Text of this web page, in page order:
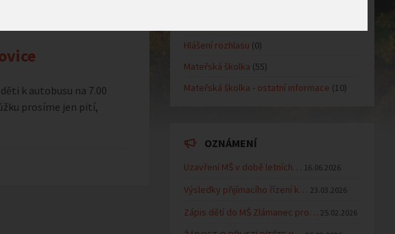
k autobusu na 7.00
prosíme jen pití,
Hlášení rozhlasu (0)
Mateřská školka (55)
Mateřská školka - ostatní informace (10)
OZNÁMENÍ
Uzavření MŠ v době letních… 16.06.2026
Výsledky přijímacího řízení k… 23.03.2026
Zápis dětí do MŠ Zlámanec pro… 25.02.2026